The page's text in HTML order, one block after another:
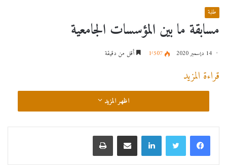
طلبة
مسابقة ما بين المؤسسات الجامعية
14 ديسمبر 2020 1٬507 أقل من دقيقة
قراءة المزيد
اظهر المزيد
لينكدإن مشاركة عبر البريد طباعة